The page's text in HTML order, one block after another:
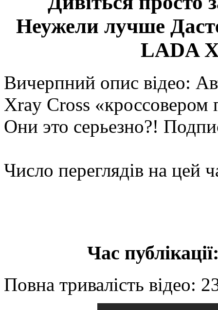
Неужели лучше
LADA
Вичерпний опис відео:
Xray Cross
Они это серьезно?!
Число переглядів на цей
Час
Повна тривалість відео: